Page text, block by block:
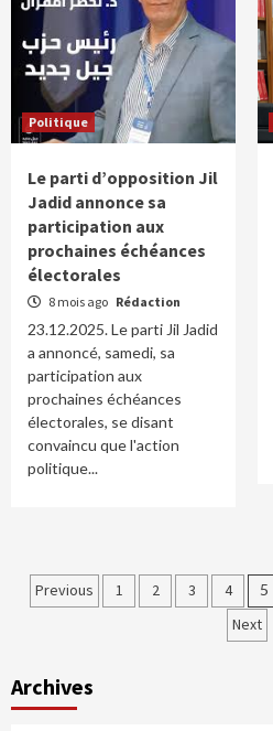
Politique
Le parti d’opposition Jil
Jadid annonce sa
participation aux
prochaines échéances
électorales
8 mois ago Rédaction
23.12.2025. Le parti Jil Jadid
a annoncé, samedi, sa
participation aux
prochaines échéances
électorales, se disant
convaincu que l'action
politique...
Navigation
Previous 1 2 3 4 5
Next
Archives